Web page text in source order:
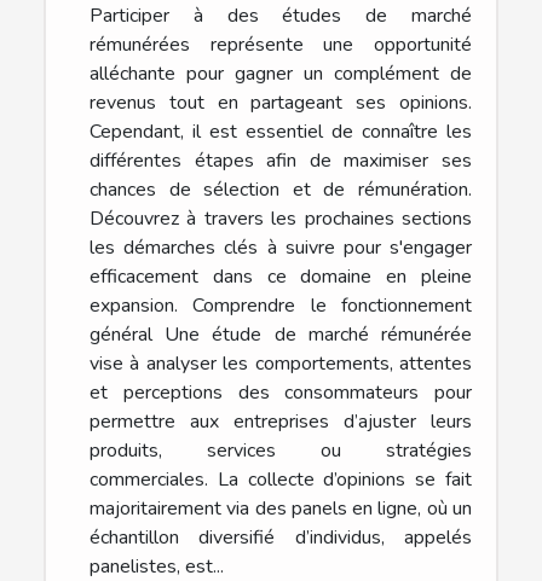
Participer à des études de marché
rémunérées représente une opportunité
alléchante pour gagner un complément de
revenus tout en partageant ses opinions.
Cependant, il est essentiel de connaître les
différentes étapes afin de maximiser ses
chances de sélection et de rémunération.
Découvrez à travers les prochaines sections
les démarches clés à suivre pour s'engager
efficacement dans ce domaine en pleine
expansion. Comprendre le fonctionnement
général Une étude de marché rémunérée
vise à analyser les comportements, attentes
et perceptions des consommateurs pour
permettre aux entreprises d’ajuster leurs
produits, services ou stratégies
commerciales. La collecte d’opinions se fait
majoritairement via des panels en ligne, où un
échantillon diversifié d’individus, appelés
panelistes, est...